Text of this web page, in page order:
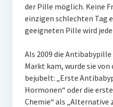
der Pille möglich. Keine
einzigen schlechten Tag
geeigneten Pille wird
Als 2009 die
Markt kam, wurde sie
bejubelt: „Erste
Hormonen“ oder die
Chemie“ als